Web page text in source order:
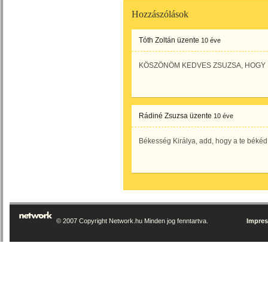
Hozzászólások
Tóth Zoltán üzente 10 éve
KÖSZÖNÖM KEDVES ZSUZSA, HOGY
Rádiné Zsuzsa üzente 10 éve
Békesség Királya, add, hogy a te
© 2007 Copyright Network.hu Minden jog fenntartva.